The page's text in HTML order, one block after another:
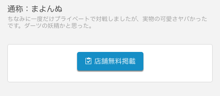
通称： まよんぬ
ちなみに一度だけプライベートで対戦しましたが、実物の可愛さヤバかった
です。ダーツの妖精かと思った。
店舗無料掲載